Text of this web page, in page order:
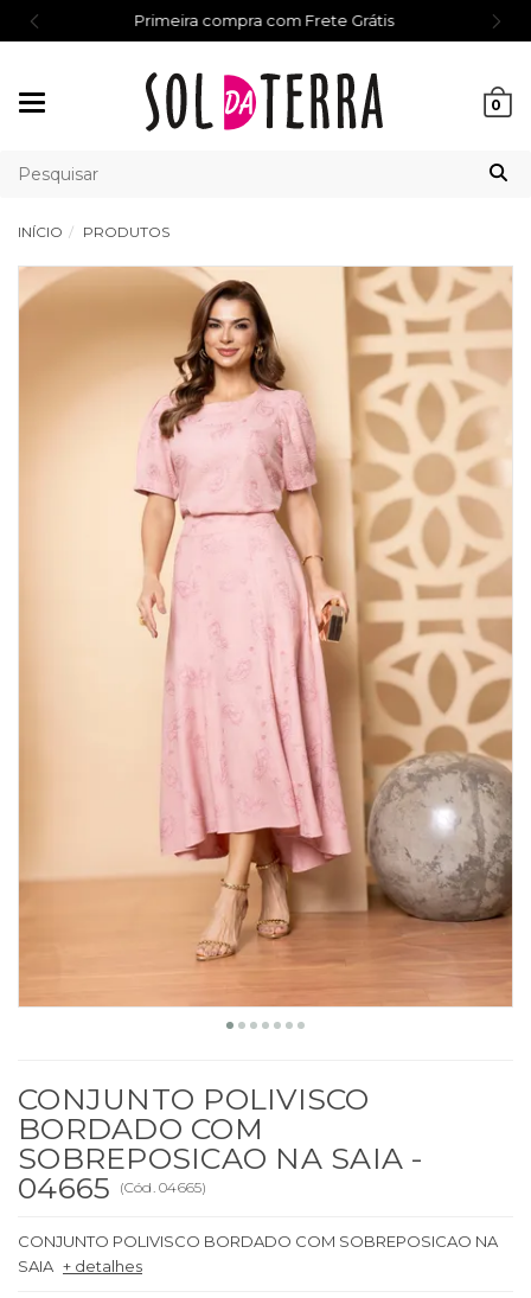
Primeira compra com Frete Grátis
0
INÍCIO PRODUTOS
CONJUNTO POLIVISCO
BORDADO COM
SOBREPOSICAO NA SAIA -
04665
(Cód. 04665)
CONJUNTO POLIVISCO BORDADO COM SOBREPOSICAO NA
SAIA + detalhes